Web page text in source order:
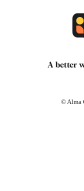
A better
© Alma